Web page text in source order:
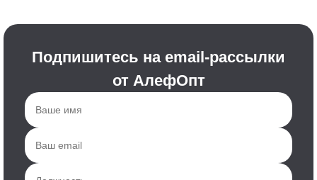
Подпишитесь на email-рассылки
от АлефОпт